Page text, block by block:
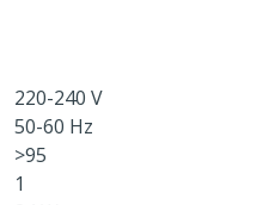
220-240 V
50-60 Hz
>95
1